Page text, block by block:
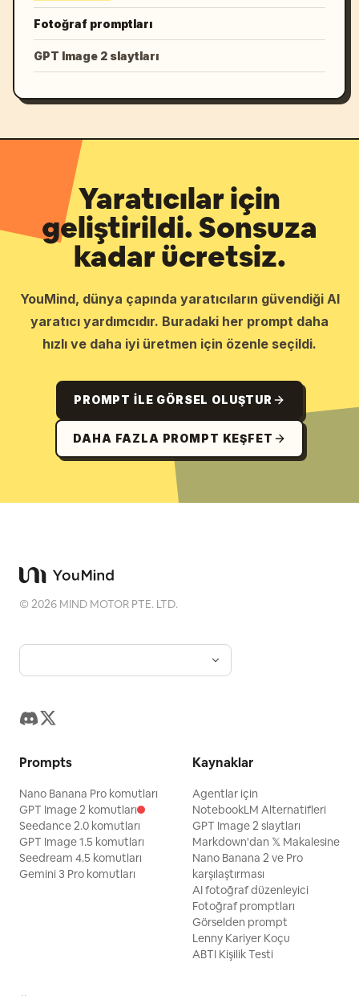
Fotoğraf promptları
GPT Image 2 slaytları
Yaratıcılar için
geliştirildi. Sonsuza
kadar ücretsiz.
YouMind, dünya çapında yaratıcıların güvendiği AI
yaratıcı yardımcıdır. Buradaki her prompt daha
hızlı ve daha iyi üretmen için özenle seçildi.
PROMPT ILE GÖRSEL OLUŞTUR
DAHA FAZLA PROMPT KEŞFET
©2026 MIND MOTOR PTE. LTD.
Prompts
Nano Banana Pro komutları
GPT Image 2 komutları
Seedance 2.0 komutları
GPT Image 1.5 komutları
Seedream 4.5 komutları
Gemini 3 Pro komutları
Kaynaklar
Agentlar için
NotebookLM Alternatifleri
GPT Image 2 slaytları
Markdown'dan 𝕏 Makalesine
Nano Banana 2 ve Pro
karşılaştırması
AI fotoğraf düzenleyici
Fotoğraf promptları
Görselden prompt
Lenny Kariyer Koçu
ABTI Kişilik Testi